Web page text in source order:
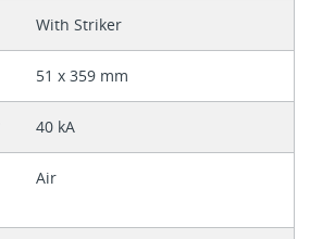
With Striker
51 x 359 mm
40 kA
Air